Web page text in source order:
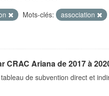
Mots-clés:
association
Ariana de 2017 à
de subvention direct et